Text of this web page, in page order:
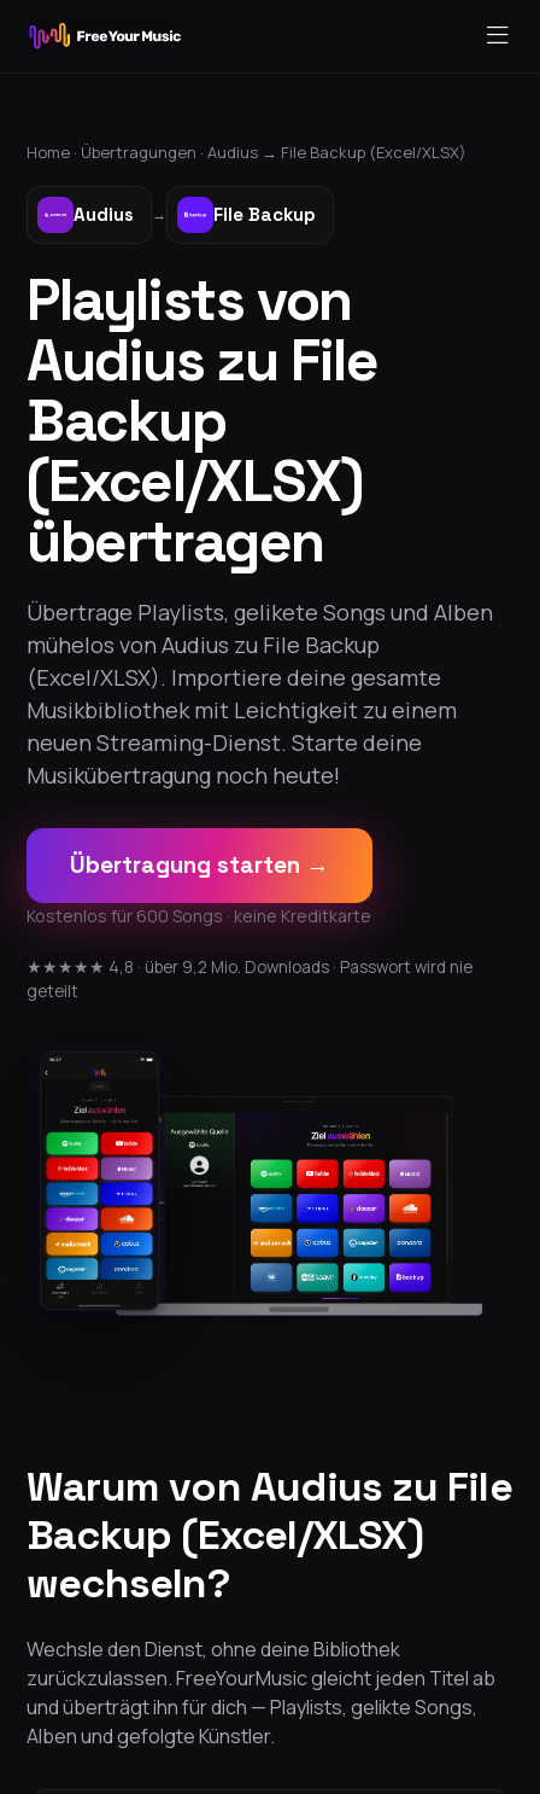
Home · Übertragungen · Audius → File Backup (Excel/XLSX)
Audius → File Backup
Playlists von
Audius zu File
Backup
(Excel/XLSX)
übertragen
Übertrage Playlists, gelikete Songs und Alben
mühelos von Audius zu File Backup
(Excel/XLSX). Importiere deine gesamte
Musikbibliothek mit Leichtigkeit zu einem
neuen Streaming-Dienst. Starte deine
Musikübertragung noch heute!
Übertragung starten →
Kostenlos für 600 Songs · keine Kreditkarte
★★★★★ 4,8 · über 9,2 Mio. Downloads · Passwort wird nie
geteilt
Warum von Audius zu File
Backup (Excel/XLSX)
wechseln?
Wechsle den Dienst, ohne deine Bibliothek
zurückzulassen. FreeYourMusic gleicht jeden Titel ab
und überträgt ihn für dich — Playlists, gelikte Songs,
Alben und gefolgte Künstler.